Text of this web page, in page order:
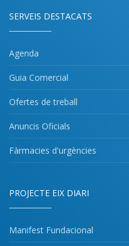
SERVEIS DESTACATS
Agenda
Guia Comercial
Ofertes de treball
Anuncis Oficials
Fàrmacies d'urgències
PROJECTE EIX DIARI
Manifest Fundacional